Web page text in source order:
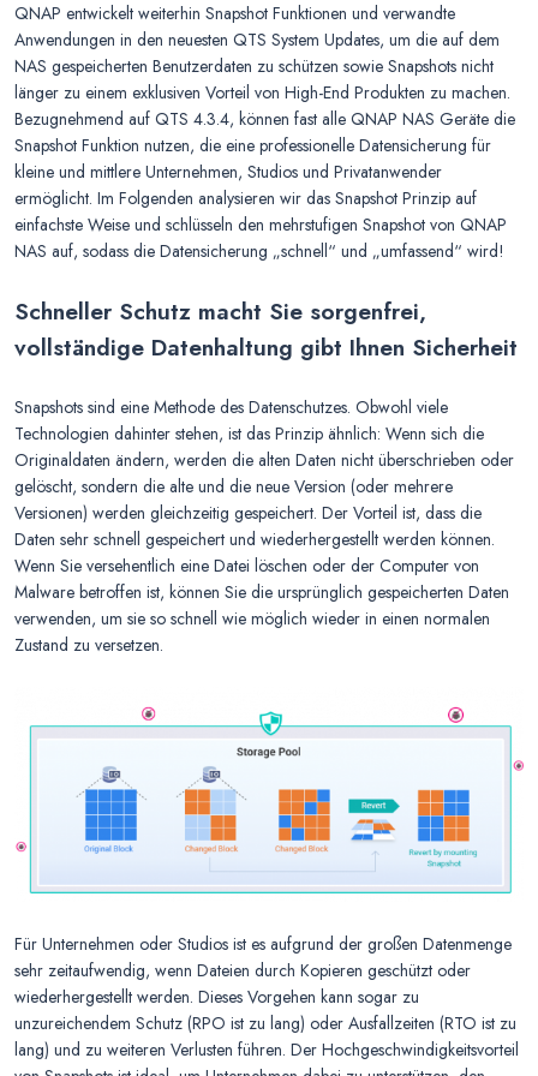
QNAP entwickelt weiterhin Snapshot Funktionen und verwandte
Anwendungen in den neuesten QTS System Updates, um die auf dem
NAS gespeicherten Benutzerdaten zu schützen sowie Snapshots nicht
länger zu einem exklusiven Vorteil von High-End Produkten zu machen.
Bezugnehmend auf QTS 4.3.4, können fast alle QNAP NAS Geräte die
Snapshot Funktion nutzen, die eine professionelle Datensicherung für
kleine und mittlere Unternehmen, Studios und Privatanwender
ermöglicht. Im Folgenden analysieren wir das Snapshot Prinzip auf
einfachste Weise und schlüsseln den mehrstufigen Snapshot von QNAP
NAS auf, sodass die Datensicherung „schnell“ und „umfassend“ wird!
Schneller Schutz macht Sie sorgenfrei,
vollständige Datenhaltung gibt Ihnen Sicherheit
Snapshots sind eine Methode des Datenschutzes. Obwohl viele
Technologien dahinter stehen, ist das Prinzip ähnlich: Wenn sich die
Originaldaten ändern, werden die alten Daten nicht überschrieben oder
gelöscht, sondern die alte und die neue Version (oder mehrere
Versionen) werden gleichzeitig gespeichert. Der Vorteil ist, dass die
Daten sehr schnell gespeichert und wiederhergestellt werden können.
Wenn Sie versehentlich eine Datei löschen oder der Computer von
Malware betroffen ist, können Sie die ursprünglich gespeicherten Daten
verwenden, um sie so schnell wie möglich wieder in einen normalen
Zustand zu versetzen.
Für Unternehmen oder Studios ist es aufgrund der großen Datenmenge
sehr zeitaufwendig, wenn Dateien durch Kopieren geschützt oder
wiederhergestellt werden. Dieses Vorgehen kann sogar zu
unzureichendem Schutz (RPO ist zu lang) oder Ausfallzeiten (RTO ist zu
lang) und zu weiteren Verlusten führen. Der Hochgeschwindigkeitsvorteil